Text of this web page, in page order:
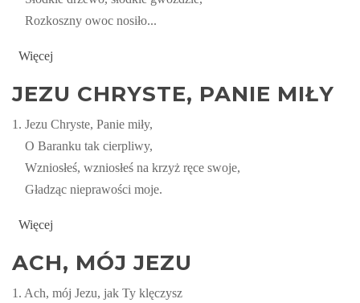
Rozkoszny owoc nosiło...
Więcej
JEZU CHRYSTE, PANIE MIŁY
1. Jezu Chryste, Panie miły,
O Baranku tak cierpliwy,
Wzniosłeś, wzniosłeś na krzyż ręce swoje,
Gładząc nieprawości moje.
Więcej
ACH, MÓJ JEZU
1. Ach, mój Jezu, jak Ty klęczysz